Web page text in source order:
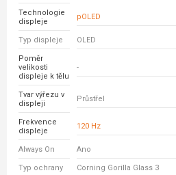
Technologie
displeje
pOLED
Typ displeje OLED
Poměr
velikosti
displeje k tělu
-
Tvar výřezu v
displeji
Průstřel
Frekvence
displeje
120 Hz
Always On Ano
Typ ochrany Corning Gorilla Glass 3